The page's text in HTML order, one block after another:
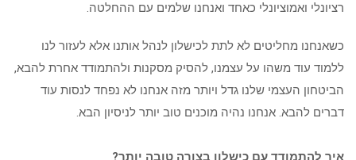
רציונלי ואמוציונלי כאחד ואנחנו שלמים עם ההחלטה.
כשאנחנו מחליטים לא לתת לכישלון לנהל אותנו אלא לעזור לנו
ללמוד עוד משהו על עצמנו, להסיק מסקנות ולהתמודד אחרת להבא,
הביטחון העצמי שלנו גדל ויותר מזה אנחנו לא נפחד לנסות עוד
דברים להבא. אנחנו נהיה מוכנים טוב יותר לניסיון הבא.
איך להתמודד עם כישלון בצורה טובה יותר?